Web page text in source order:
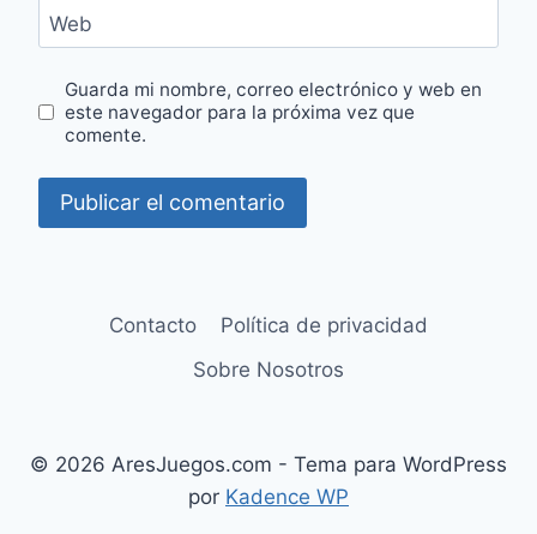
Web
Guarda mi nombre, correo electrónico y web en
este navegador para la próxima vez que
comente.
© 2026 AresJuegos.com - Tema para WordPress
por Kadence WP
Contacto
Política de privacidad
Sobre Nosotros